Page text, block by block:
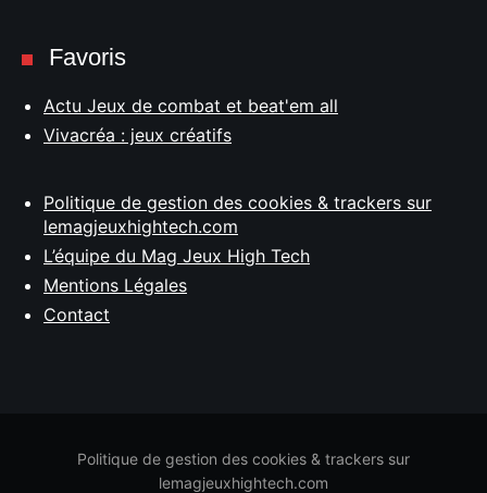
Favoris
Actu Jeux de combat et beat'em all
Vivacréa : jeux créatifs
Politique de gestion des cookies & trackers sur
lemagjeuxhightech.com
L’équipe du Mag Jeux High Tech
Mentions Légales
Contact
Politique de gestion des cookies & trackers sur
lemagjeuxhightech.com